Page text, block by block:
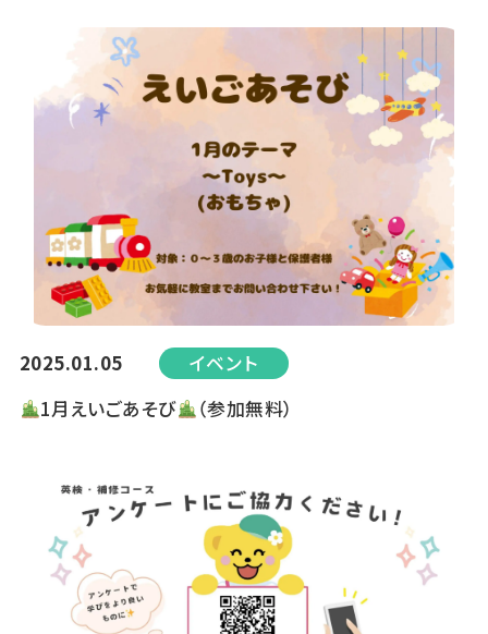
2025.01.05
イベント
1月えいごあそび
（参加無料）